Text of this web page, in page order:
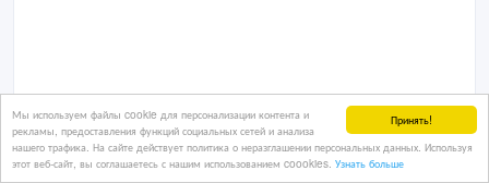
Принять!
Мы используем файлы cookie для персонализации контента и
рекламы, предоставления функций социальных сетей и анализа
нашего трафика. На сайте действует политика о неразглашении персональных данных. Используя
этот веб-сайт, вы соглашаетесь с нашим использованием coookies. Узнать больше